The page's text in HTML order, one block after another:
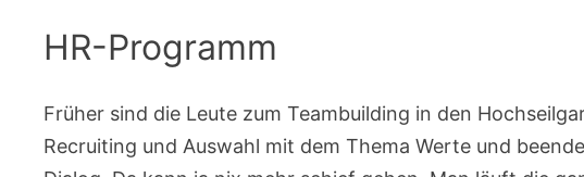
HR-Programm
Früher sind die Leute zum Teambuilding in den
Recruiting und Auswahl mit dem Thema Werte und